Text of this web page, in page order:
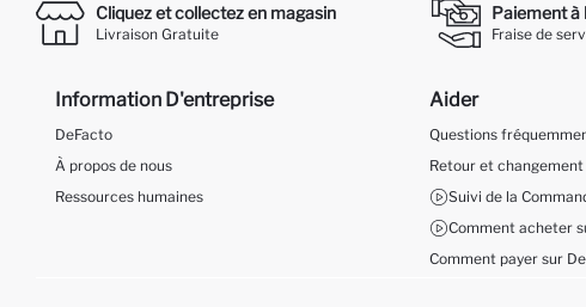
Cliquez et collectez en magasin
Livraison Gratuite
Paiement à
Fraise de
Information D'entreprise
DeFacto
À propos de nous
Ressources humaines
Aider
Questions
Retour et changement
Suivi de la
Comment acheter
Comment payer sur